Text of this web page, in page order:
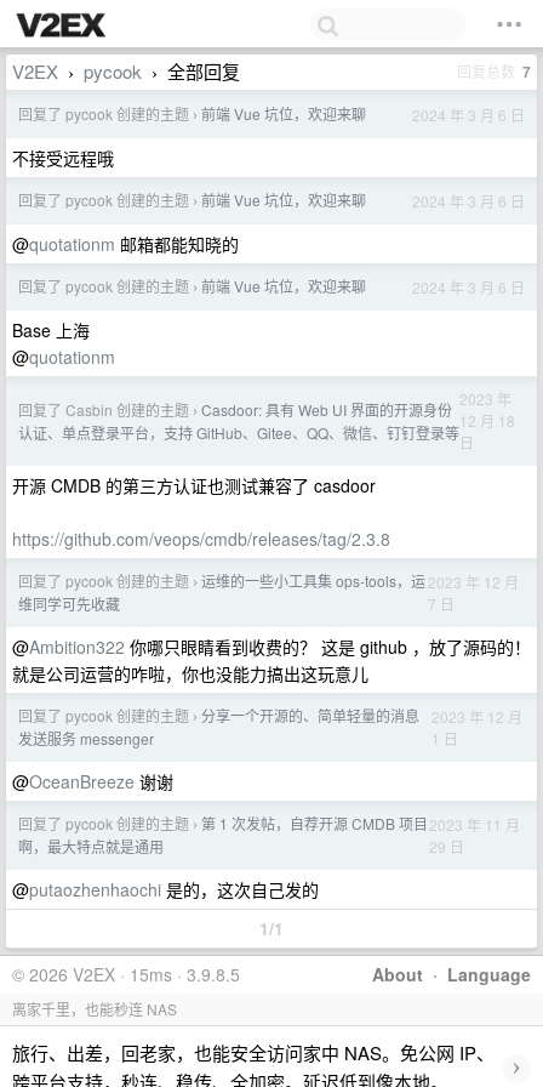
V2EX › pycook › 全部回复 回复总数 7
回复了 pycook 创建的主题 › 前端 Vue 坑位，欢迎来聊 2024 年 3 月 6 日
不接受远程哦
回复了 pycook 创建的主题 › 前端 Vue 坑位，欢迎来聊 2024 年 3 月 6 日
@quotationm 邮箱都能知晓的
回复了 pycook 创建的主题 › 前端 Vue 坑位，欢迎来聊 2024 年 3 月 6 日
Base 上海
@quotationm
回复了 Casbin 创建的主题 › Casdoor: 具有 Web UI 界面的开源身份
认证、单点登录平台，支持 GitHub、Gitee、QQ、微信、钉钉登录等
2023 年
12 月 18
日
开源 CMDB 的第三方认证也测试兼容了 casdoor
https://github.com/veops/cmdb/releases/tag/2.3.8
回复了 pycook 创建的主题 › 运维的一些小工具集 ops-tools，运
维同学可先收藏
2023 年 12 月
7 日
@Ambition322 你哪只眼睛看到收费的？ 这是 github ，放了源码的！
就是公司运营的咋啦，你也没能力搞出这玩意儿
回复了 pycook 创建的主题 › 分享一个开源的、简单轻量的消息
发送服务 messenger
2023 年 12 月
1 日
@OceanBreeze 谢谢
回复了 pycook 创建的主题 › 第 1 次发帖，自荐开源 CMDB 项目
啊，最大特点就是通用
2023 年 11 月
29 日
@putaozhenhaochi 是的，这次自己发的
1/1
About · Language
© 2026 V2EX · 15ms · 3.9.8.5
离家千里，也能秒连 NAS
旅行、出差，回老家，也能安全访问家中 NAS。免公网 IP、
跨平台支持，秒连、稳传、全加密。延迟低到像本地。
›